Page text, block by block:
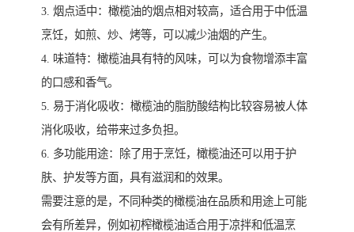
3. 烟点适中：橄榄油的烟点相对较高，适合用于中低温
烹饪，如煎、炒、烤等，可以减少油烟的产生。
4. 味道特：橄榄油具有特的风味，可以为食物增添丰富
的口感和香气。
5. 易于消化吸收：橄榄油的脂肪酸结构比较容易被人体
消化吸收，给带来过多负担。
6. 多功能用途：除了用于烹饪，橄榄油还可以用于护
肤、护发等方面，具有滋润和的效果。
需要注意的是，不同种类的橄榄油在品质和用途上可能
会有所差异，例如初榨橄榄油适合用于凉拌和低温烹